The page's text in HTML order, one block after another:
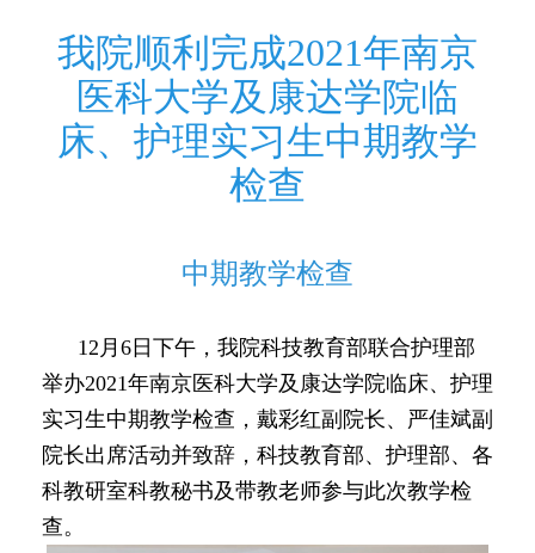
我院顺利完成2021年南京
医科大学及康达学院临
床、护理实习生中期教学
检查
中期教学检查
12月6日下午，我院科技教育部联合护理部
举办2021年南京医科大学及康达学院临床、护理
实习生中期教学检查，戴彩红副院长、严佳斌副
院长出席活动并致辞，科技教育部、护理部、各
科教研室科教秘书及带教老师参与此次教学检
查。